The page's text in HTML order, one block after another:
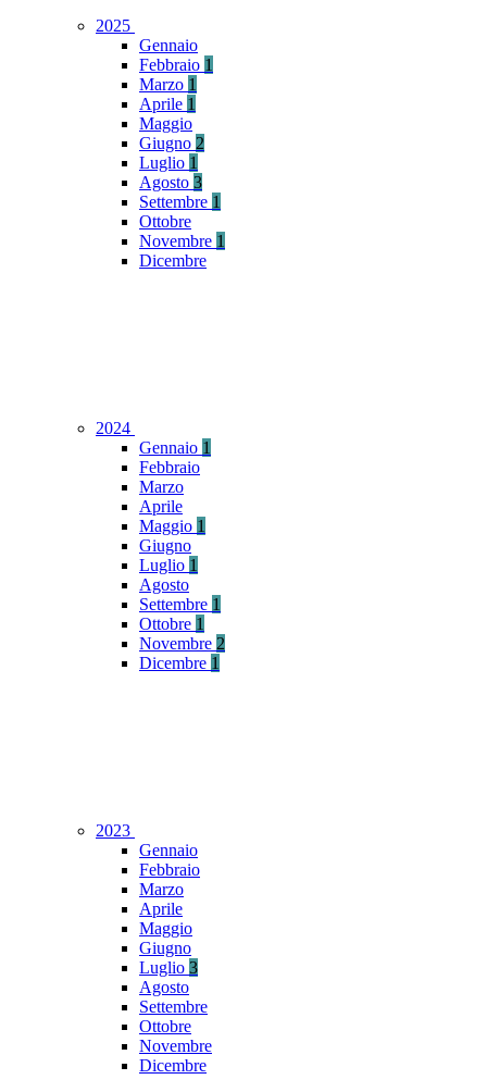
2025
Gennaio
Febbraio 1
Marzo 1
Aprile 1
Maggio
Giugno 2
Luglio 1
Agosto 3
Settembre 1
Ottobre
Novembre 1
Dicembre
2024
Gennaio 1
Febbraio
Marzo
Aprile
Maggio 1
Giugno
Luglio 1
Agosto
Settembre 1
Ottobre 1
Novembre 2
Dicembre 1
2023
Gennaio
Febbraio
Marzo
Aprile
Maggio
Giugno
Luglio 3
Agosto
Settembre
Ottobre
Novembre
Dicembre